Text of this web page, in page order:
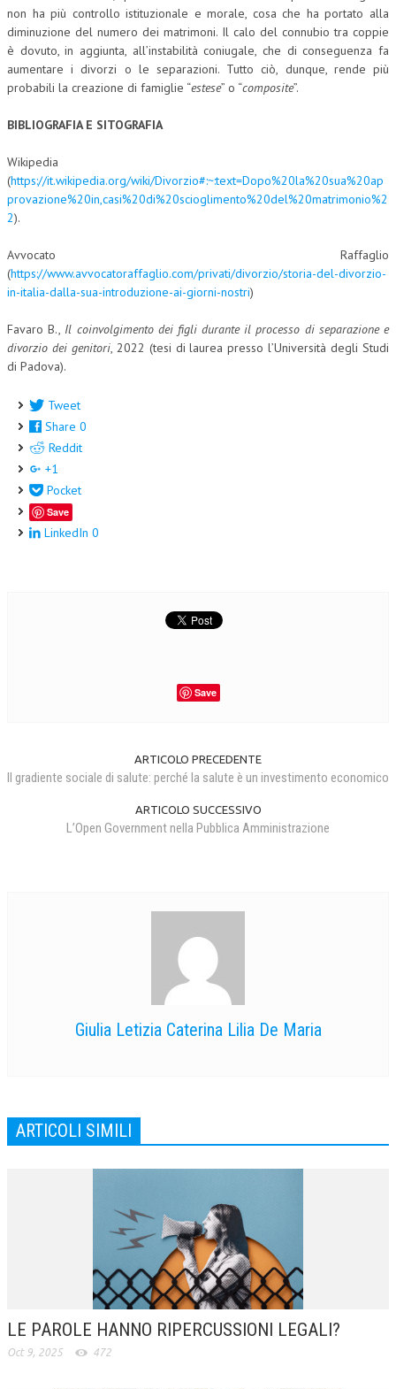
non ha più controllo istituzionale e morale, cosa che ha portato alla
diminuzione del numero dei matrimoni. Il calo del connubio tra coppie
è dovuto, in aggiunta, all’instabilità coniugale, che di conseguenza fa
aumentare i divorzi o le separazioni. Tutto ciò, dunque, rende più
probabili la creazione di famiglie “estese” o “composite”.
BIBLIOGRAFIA E SITOGRAFIA
Wikipedia
(https://it.wikipedia.org/wiki/Divorzio#:~:text=Dopo%20la%20sua%20ap
provazione%20in,casi%20di%20scioglimento%20del%20matrimonio%2
2).
Avvocato Raffaglio
(https://www.avvocatoraffaglio.com/privati/divorzio/storia-del-divorzio-
in-italia-dalla-sua-introduzione-ai-giorni-nostri)
Favaro B., Il coinvolgimento dei figli durante il processo di separazione e
divorzio dei genitori, 2022 (tesi di laurea presso l’Università degli Studi
di Padova).
Tweet
Share 0
Reddit
+1
Pocket
Save
LinkedIn 0
Save
ARTICOLO PRECEDENTE
Il gradiente sociale di salute: perché la salute è un investimento economico
ARTICOLO SUCCESSIVO
L’Open Government nella Pubblica Amministrazione
Giulia Letizia Caterina Lilia De Maria
ARTICOLI SIMILI
LE PAROLE HANNO RIPERCUSSIONI LEGALI?
Oct 9, 2025 472